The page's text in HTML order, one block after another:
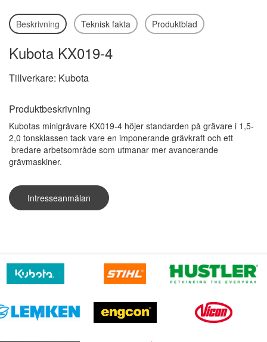
Beskrivning Teknisk fakta Produktblad
Kubota KX019-4
Tillverkare: Kubota
Produktbeskrivning
Kubotas minigrävare KX019-4 höjer standarden på grävare i 1,5-
2,0 tonsklassen tack vare en imponerande grävkraft och ett
bredare arbetsområde som utmanar mer avancerande
grävmaskiner.
Intresseanmälan